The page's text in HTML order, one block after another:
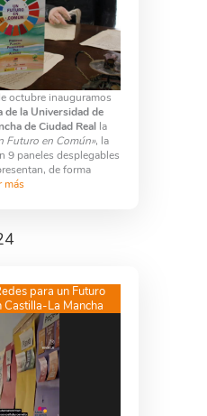
octubre inauguramos
de la Universidad de
de Ciudad Realla
Futuro en Común», la
9 paneles desplegables
de forma
más
para un Futuro
Castilla-La Mancha